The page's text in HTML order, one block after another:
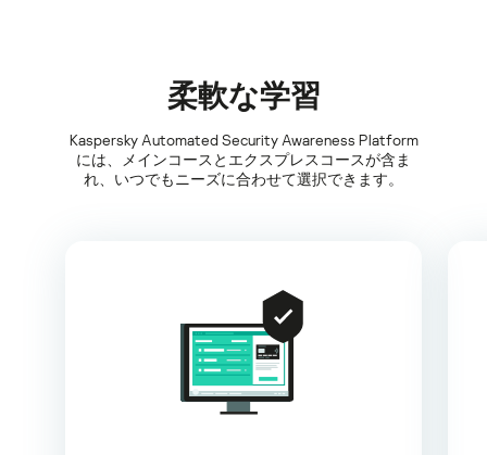
柔軟な学習
Kaspersky Automated Security Awareness Platform
には、メインコースとエクスプレスコースが含ま
れ、いつでもニーズに合わせて選択できます。